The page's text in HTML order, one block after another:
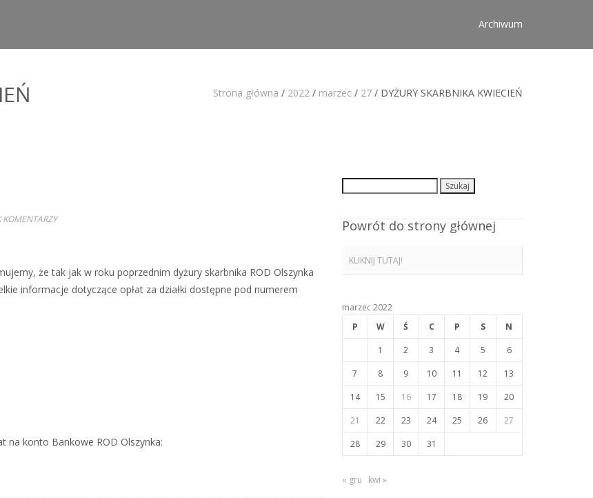
Archiwum
Strona główna / 2022 / marzec / 27 / DYŻURY SKARBNIKA KWIECIEŃ
KOMENTARZY
że tak jak w roku poprzednim dyżury skarbnika ROD Olszynka
informacje dotyczące opłat za działki dostępne pod numerem
na konto Bankowe ROD Olszynka:
Powrót do strony głównej
KLIKNIJ TUTAJ!
marzec 2022
P
W Ś C P S
N
1
2 3 4 5
6
7
8 9 10 11 12
13
14
15 16 17 18 19
20
21
22 23 24 25 26
27
28
29 30 31
« gru kwi »